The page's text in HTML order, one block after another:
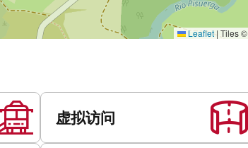
Leaflet| Tiles ©
虚拟访问